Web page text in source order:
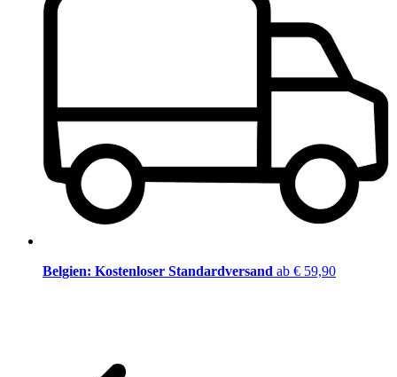
Belgien: Kostenloser Standardversand ab € 59,90